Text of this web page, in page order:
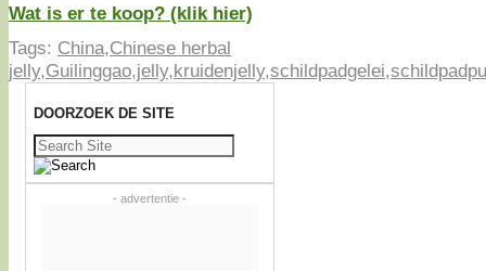
Wat is er te koop? (klik hier)
Tags: China,Chinese herbal
jelly,Guilinggao,jelly,kruidenjelly,schildpadgelei,
DOORZOEK DE SITE
Zoeken
naar:
- advertentie -